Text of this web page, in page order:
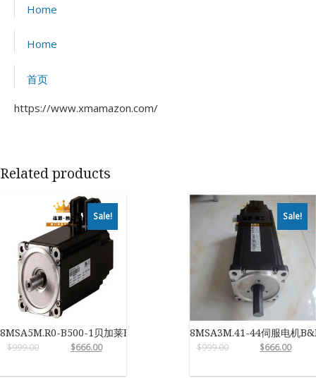
Home
Home
首页
https://www.xmamazon.com/
Related products
Sale!
8MSA5M.R0-B500-1贝加莱B&R
$999.00 $666.00
Sale!
8MSA3M.41-44伺服电机
$999.00 $666.00